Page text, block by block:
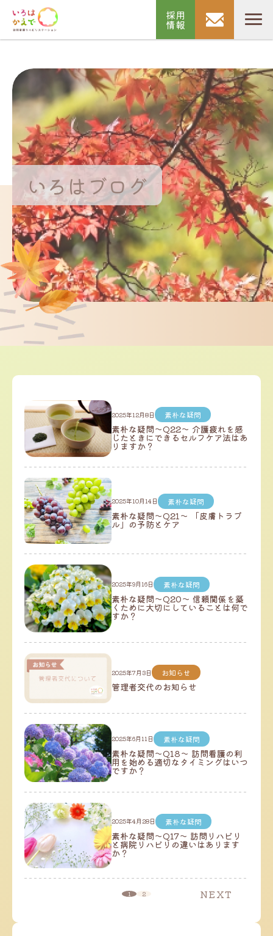
採用
情報
いろはブログ
2025年12月8日 素朴な疑問
素朴な疑問～Q22～ 介護疲れを感
じたときにできるセルフケア法はあ
りますか？
2025年10月14日 素朴な疑問
素朴な疑問～Q21～ 「皮膚トラブ
ル」の予防とケア
2025年9月16日 素朴な疑問
素朴な疑問～Q20～ 信頼関係を築
くために大切にしていることは何で
すか？
2025年7月3日 お知らせ
管理者交代のお知らせ
2025年6月11日 素朴な疑問
素朴な疑問～Q18～ 訪問看護の利
用を始める適切なタイミングはいつ
ですか？
2025年4月28日 素朴な疑問
素朴な疑問～Q17～ 訪問リハビリ
と病院リハビリの違いはあります
か？
1 2 NEXT